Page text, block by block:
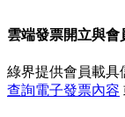
雲端發票開立與會
綠界提供會員載具
查詢電子發票內容